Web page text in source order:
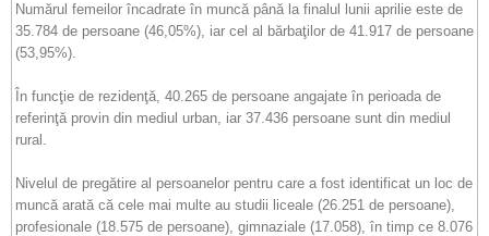
Numărul femeilor încadrate în muncă până la finalul lunii aprilie este de
35.784 de persoane (46,05%), iar cel al bărbaţilor de 41.917 de persoane
(53,95%).
În funcţie de rezidenţă, 40.265 de persoane angajate în perioada de
referinţă provin din mediul urban, iar 37.436 persoane sunt din mediul
rural.
Nivelul de pregătire al persoanelor pentru care a fost identificat un loc de
muncă arată că cele mai multe au studii liceale (26.251 de persoane),
profesionale (18.575 de persoane), gimnaziale (17.058), în timp ce 8.076